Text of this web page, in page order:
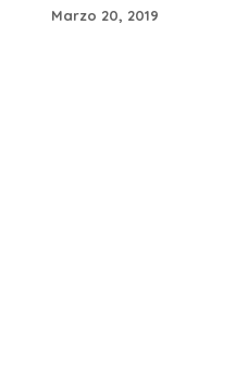
Marzo 20, 2019